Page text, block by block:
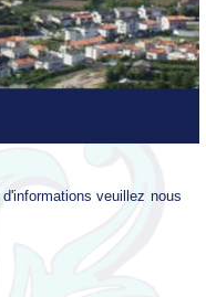
veuillez nous